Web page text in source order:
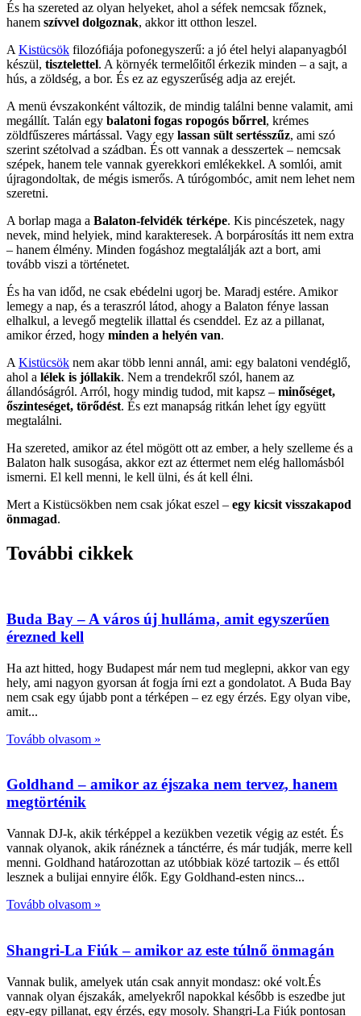
És ha szereted az olyan helyeket, ahol a séfek nemcsak főznek,
hanem szívvel dolgoznak, akkor itt otthon leszel.
AKistücsök filozófiája pofonegyszerű: a jó étel helyi alapanyagból
készül, tisztelettel. A környék termelőitől érkezik minden – a sajt, a
hús, a zöldség, a bor. És ez az egyszerűség adja az erejét.
A menü évszakonként változik, de mindig találni benne valamit, ami
megállít. Talán egy balatoni fogas ropogós bőrrel, krémes
zöldfűszeres mártással. Vagy egy lassan sült sertésszűz, ami szó
szerint szétolvad a szádban. És ott vannak a desszertek – nemcsak
szépek, hanem tele vannak gyerekkori emlékekkel. A somlói, amit
újragondoltak, de mégis ismerős. A túrógombóc, amit nem lehet nem
szeretni.
A borlap maga a Balaton-felvidék térképe. Kis pincészetek, nagy
nevek, mind helyiek, mind karakteresek. A borpárosítás itt nem extra
– hanem élmény. Minden fogáshoz megtalálják azt a bort, ami
tovább viszi a történetet.
És ha van időd, ne csak ebédelni ugorj be. Maradj estére. Amikor
lemegy a nap, és a teraszról látod, ahogy a Balaton fénye lassan
elhalkul, a levegő megtelik illattal és csenddel. Ez az a pillanat,
amikor érzed, hogy minden a helyén van.
AKistücsök nem akar több lenni annál, ami: egy balatoni vendéglő,
ahol a lélek is jóllakik. Nem a trendekről szól, hanem az
állandóságról. Arról, hogy mindig tudod, mit kapsz – minőséget,
őszinteséget, törődést. És ezt manapság ritkán lehet így együtt
megtalálni.
Ha szereted, amikor az étel mögött ott az ember, a hely szelleme és a
Balaton halk susogása, akkor ezt az éttermet nem elég hallomásból
ismerni. El kell menni, le kell ülni, és át kell élni.
Mert a Kistücsökben nem csak jókat eszel – egy kicsit visszakapod
önmagad.
További cikkek
Buda Bay – A város új hulláma, amit egyszerűen
érezned kell
Ha azt hitted, hogy Budapest már nem tud meglepni, akkor van egy
hely, ami nagyon gyorsan át fogja írni ezt a gondolatot. A Buda Bay
nem csak egy újabb pont a térképen – ez egy érzés. Egy olyan vibe,
amit
Tovább olvasom »
Goldhand – amikor az éjszaka nem tervez, hanem
megtörténik
Vannak DJ-k, akik térképpel a kezükben vezetik végig az estét. És
vannak olyanok, akik ránéznek a tánctérre, és már tudják, merre kell
menni. Goldhand határozottan az utóbbiak közé tartozik – és ettől
lesznek a bulijai ennyire élők. Egy Goldhand-esten nincs
Tovább olvasom »
Shangri-La Fiúk – amikor az este túlnő önmagán
Vannak bulik, amelyek után csak annyit mondasz: oké volt.És
vannak olyan éjszakák, amelyekről napokkal később is eszedbe jut
egy-egy pillanat, egy érzés, egy mosoly. Shangri-La Fiúk pontosan